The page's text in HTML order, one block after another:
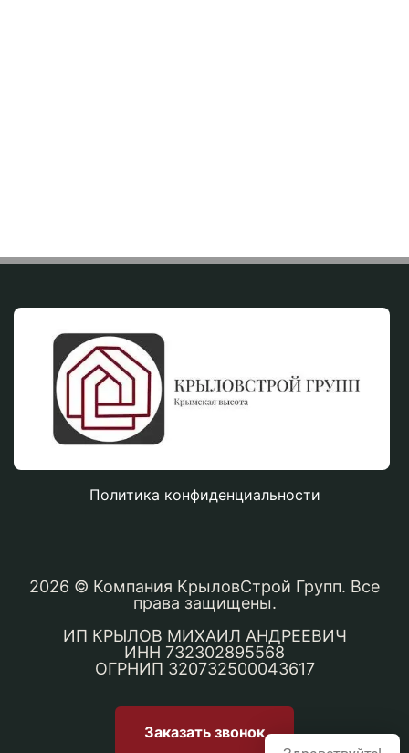
Политика конфиденциальности
2026 © Компания КрыловСтрой Групп. Все
права защищены.
ИП КРЫЛОВ МИХАИЛ АНДРЕЕВИЧ
ИНН 732302895568
ОГРНИП 320732500043617
Заказать звонок